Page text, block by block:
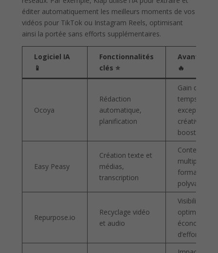
éditer automatiquement les meilleurs moments de vos
vidéos pour TikTok ou Instagram Reels, optimisant
ainsi la portée sans efforts supplémentaires.
Logiciel IA
📱
Fonctionnalités
clés ⭐
Avantages
🔥
Ocoya
Rédaction
automatique,
planification
Gain de
temps
créativité
boostée
Easy Peasy
Création texte et
médias,
transcription
Contenus
multiples
formats,
polyvalence
Repurpose.io
Recyclage vidéo
et audio
Visibilité
optimisée,
économie
d’efforts